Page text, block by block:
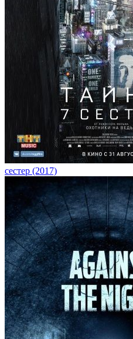
сестер (2017)